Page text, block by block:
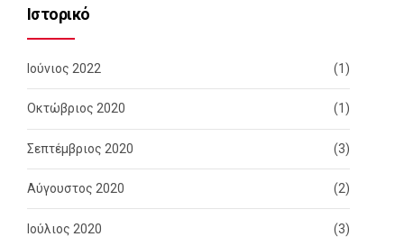
Ιστορικό
Ιούνιος 2022 (1)
Οκτώβριος 2020 (1)
Σεπτέμβριος 2020 (3)
Αύγουστος 2020 (2)
Ιούλιος 2020 (3)